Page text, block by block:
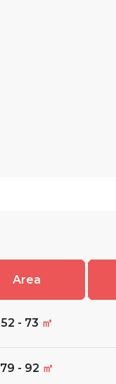
Area
52 - 73 ㎡
79 - 92 ㎡